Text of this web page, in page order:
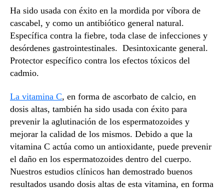
Ha sido usada con éxito en la mordida por víbora de
cascabel, y como un antibiótico general natural.
Específica contra la fiebre, toda clase de infecciones y
desórdenes gastrointestinales. Desintoxicante general.
Protector específico contra los efectos tóxicos del
cadmio.
La vitamina C, en forma de ascorbato de calcio, en
dosis altas, también ha sido usada con éxito para
prevenir la aglutinación de los espermatozoides y
mejorar la calidad de los mismos. Debido a que la
vitamina C actúa como un antioxidante, puede prevenir
el daño en los espermatozoides dentro del cuerpo.
Nuestros estudios clínicos han demostrado buenos
resultados usando dosis altas de esta vitamina, en forma